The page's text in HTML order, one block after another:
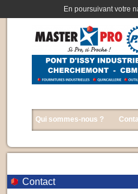
En poursuivant votre
Qui sommes-nous ?
Contact